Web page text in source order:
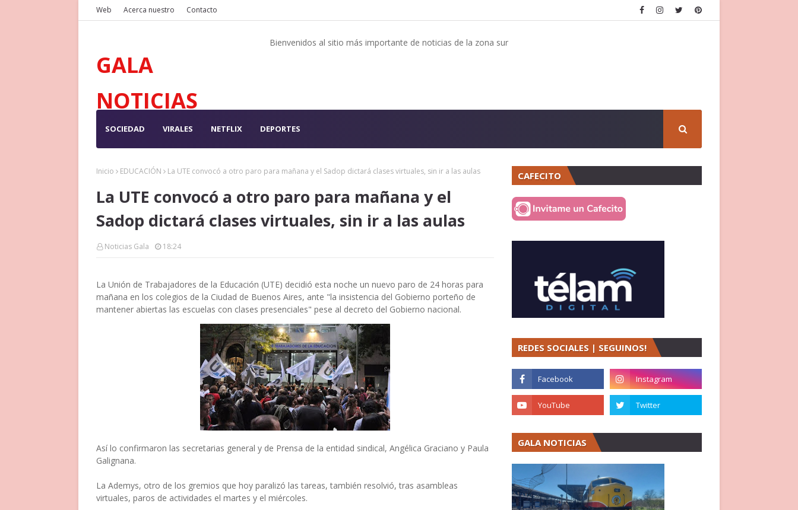
Web Acerca nuestro Contacto
GALA
NOTICIAS
Bienvenidos al sitio más importante de noticias de la zona sur
SOCIEDAD VIRALES NETFLIX DEPORTES
Inicio EDUCACIÓN La UTE convocó a otro paro para mañana y el Sadop dictará clases virtuales, sin ir a las aulas
La UTE convocó a otro paro para mañana y el
Sadop dictará clases virtuales, sin ir a las aulas
Noticias Gala 18:24
La Unión de Trabajadores de la Educación (UTE) decidió esta noche un nuevo paro de 24 horas para
mañana en los colegios de la Ciudad de Buenos Aires, ante "la insistencia del Gobierno porteño de
mantener abiertas las escuelas con clases presenciales" pese al decreto del Gobierno nacional.
Así lo confirmaron las secretarias general y de Prensa de la entidad sindical, Angélica Graciano y Paula
Galignana.
La Ademys, otro de los gremios que hoy paralizó las tareas, también resolvió, tras asambleas
virtuales, paros de actividades el martes y el miércoles.
CAFECITO
REDES SOCIALES | SEGUINOS!
GALA NOTICIAS